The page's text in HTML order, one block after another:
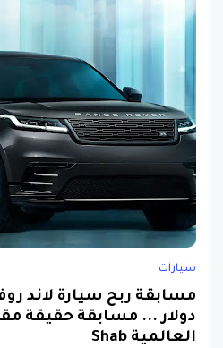
سيارات
دولار ... مسابقة حقيقة
العالمية Shab